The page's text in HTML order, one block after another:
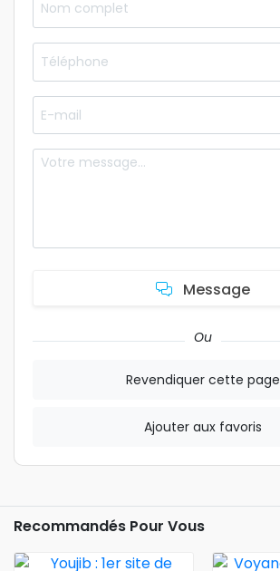
Message
Ou
Revendiquer cette page
Ajouter aux favoris
Recommandés Pour Vous